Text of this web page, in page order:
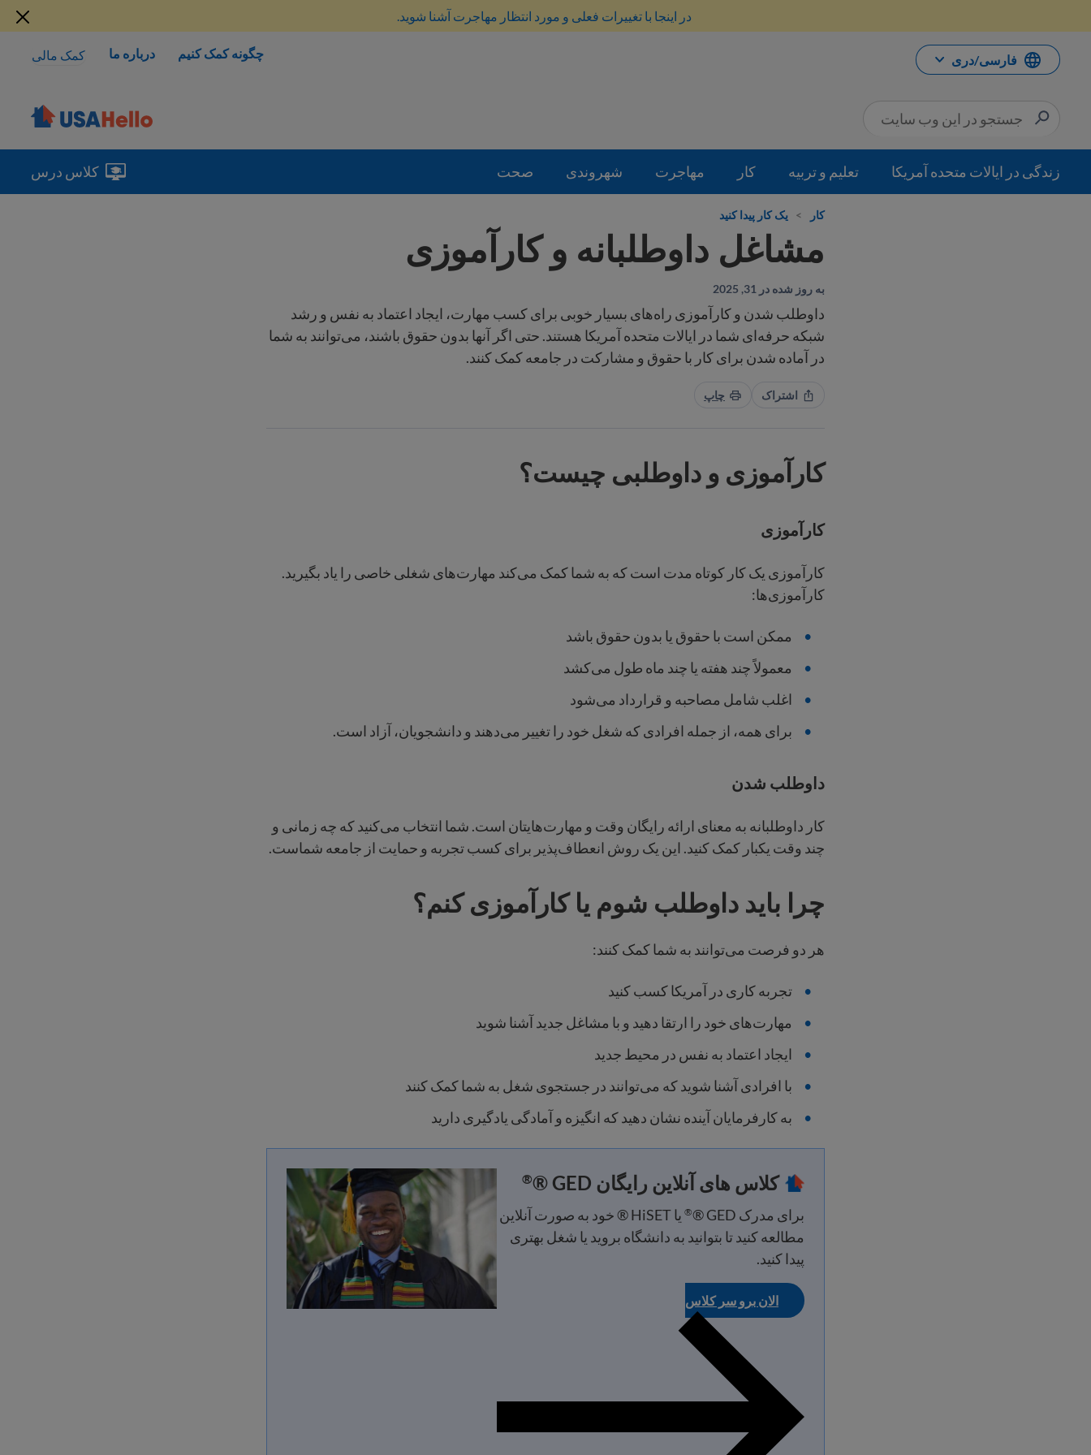
در اینجا با تغییرات فعلی و مورد انتظار مهاجرت آشنا شوید.
فارسی/دری چگونه کمک کنیم درباره ما کمک مالی
زندگی در ایالات متحده آمریکا تعلیم و تربیه کار مهاجرت شهروندی صحت کلاس درس
کار > یک کار پیدا کنید
مشاغل داوطلبانه و کارآموزی
به روز شده در 31, 2025
داوطلب شدن و کارآموزی راه‌های بسیار خوبی برای کسب مهارت، ایجاد اعتماد به نفس و رشد
شبکه حرفه‌ای شما در ایالات متحده آمریکا هستند. حتی اگر آنها بدون حقوق باشند، می‌توانند به شما
در آماده شدن برای کار با حقوق و مشارکت در جامعه کمک کنند.
اشتراک چاپ
کارآموزی و داوطلبی چیست؟
کارآموزی
کارآموزی یک کار کوتاه مدت است که به شما کمک می‌کند مهارت‌های شغلی خاصی را یاد بگیرید.
کارآموزی‌ها:
ممکن است با حقوق یا بدون حقوق باشد
معمولاً چند هفته یا چند ماه طول می‌کشد
اغلب شامل مصاحبه و قرارداد می‌شود
برای همه، از جمله افرادی که شغل خود را تغییر می‌دهند و دانشجویان، آزاد است.
داوطلب شدن
کار داوطلبانه به معنای ارائه رایگان وقت و مهارت‌هایتان است. شما انتخاب می‌کنید که چه زمانی و
چند وقت یکبار کمک کنید. این یک روش انعطاف‌پذیر برای کسب تجربه و حمایت از جامعه شماست.
چرا باید داوطلب شوم یا کارآموزی کنم؟
هر دو فرصت می‌توانند به شما کمک کنند:
تجربه کاری در آمریکا کسب کنید
مهارت‌های خود را ارتقا دهید و با مشاغل جدید آشنا شوید
ایجاد اعتماد به نفس در محیط جدید
با افرادی آشنا شوید که می‌توانند در جستجوی شغل به شما کمک کنند
به کارفرمایان آینده نشان دهید که انگیزه و آمادگی یادگیری دارید
کلاس های آنلاین رایگان GED ® ®
برای مدرک GED ® ®
یا HiSET ® خود به صورت آنلاین
مطالعه کنید تا بتوانید به دانشگاه بروید یا شغل بهتری
پیدا کنید.
الان برو سر کلاس